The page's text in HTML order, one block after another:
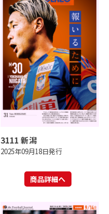
3111 新潟
2025年09月18日発行
商品詳細へ